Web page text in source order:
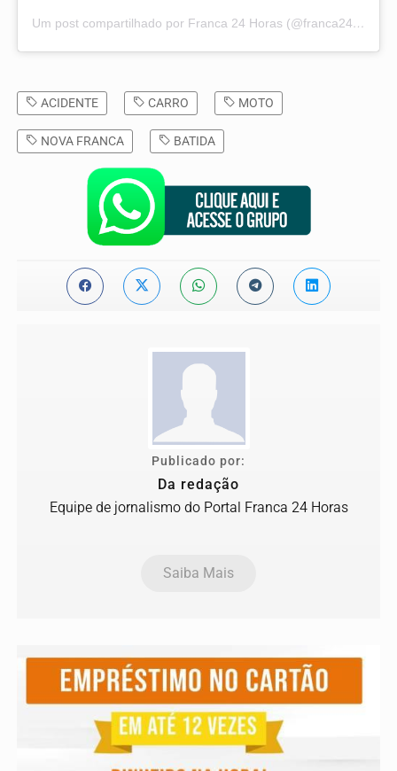
Um post compartilhado por Franca 24 Horas (@franca24horas)
ACIDENTE CARRO MOTO
NOVA FRANCA BATIDA
Publicado por:
Da redação
Equipe de jornalismo do Portal Franca 24 Horas
Saiba Mais